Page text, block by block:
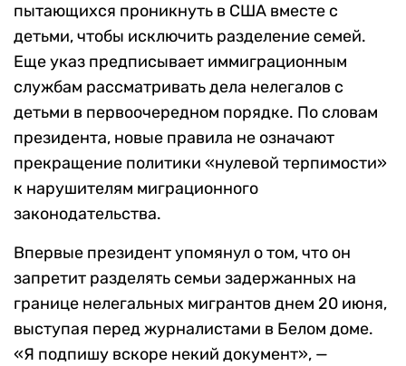
пытающихся проникнуть в США вместе с
детьми, чтобы исключить разделение семей.
Еще указ предписывает иммиграционным
службам рассматривать дела нелегалов с
детьми в первоочередном порядке. По словам
президента, новые правила не означают
прекращение политики «нулевой терпимости»
к нарушителям миграционного
законодательства.
Впервые президент упомянул о том, что он
запретит разделять семьи задержанных на
границе нелегальных мигрантов днем 20 июня,
выступая перед журналистами в Белом доме.
«Я подпишу вскоре некий документ», —